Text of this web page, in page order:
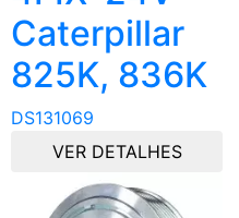
Caterpillar
825K, 836K
DS131069
VER DETALHES